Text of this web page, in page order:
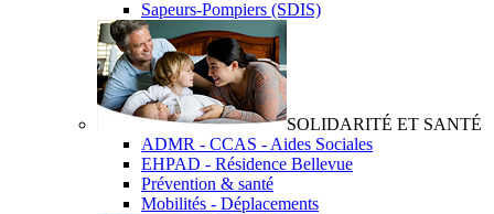
Sapeurs-Pompiers (SDIS)
SOLIDARITÉ ET SANTÉ
ADMR - CCAS - Aides Sociales
EHPAD - Résidence Bellevue
Prévention & santé
Mobilités - Déplacements